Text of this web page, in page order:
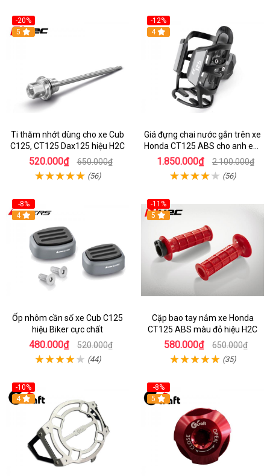
-20%
5
Ti thăm nhớt dùng cho xe Cub
C125, CT125 Dax125 hiệu H2C
520.000₫ 650.000₫
(56)
-12%
4
Giá đựng chai nước gắn trên xe
Honda CT125 ABS cho anh em
đi phượt
1.850.000₫ 2.100.000₫
(56)
-8%
4
Ốp nhôm cần số xe Cub C125
hiệu Biker cực chất
480.000₫ 520.000₫
(44)
-11%
5
Cặp bao tay nắm xe Honda
CT125 ABS màu đỏ hiệu H2C
580.000₫ 650.000₫
(35)
-10%
4
-8%
5